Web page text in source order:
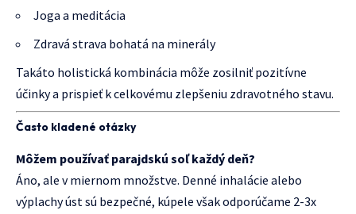
Joga a meditácia
Zdravá strava bohatá na minerály
Takáto holistická kombinácia môže zosilniť pozitívne
účinky a prispieť k celkovému zlepšeniu zdravotného stavu.
Často kladené otázky
Môžem používať parajdskú soľ každý deň?
Áno, ale v miernom množstve. Denné inhalácie alebo
výplachy úst sú bezpečné, kúpele však odporúčame 2-3x